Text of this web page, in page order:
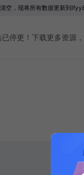
，现将所有数据更新到
已停更！下载更多资源